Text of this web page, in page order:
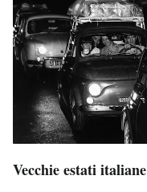
Vecchie estati italiane